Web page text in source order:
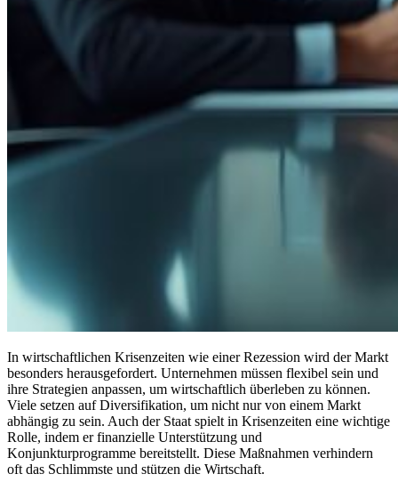
In wirtschaftlichen Krisenzeiten wie einer Rezession wird der Markt
besonders herausgefordert. Unternehmen müssen flexibel sein und
ihre Strategien anpassen, um wirtschaftlich überleben zu können.
Viele setzen auf Diversifikation, um nicht nur von einem Markt
abhängig zu sein. Auch der Staat spielt in Krisenzeiten eine wichtige
Rolle, indem er finanzielle Unterstützung und
Konjunkturprogramme bereitstellt. Diese Maßnahmen verhindern
oft das Schlimmste und stützen die Wirtschaft.